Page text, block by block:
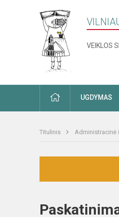
VEIKLOS
PRADŽIAUGDYMAS
Titulinis Administracinė